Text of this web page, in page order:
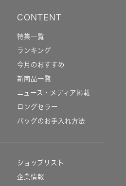
特集一覧
ランキング
今月のおすすめ
新商品一覧
ニュース・メディア掲載
ロングセラー
バッグのお手入れ方法
ショップリスト
企業情報